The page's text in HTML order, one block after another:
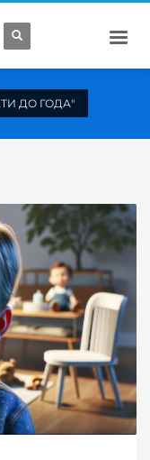
ДО ГОДА"